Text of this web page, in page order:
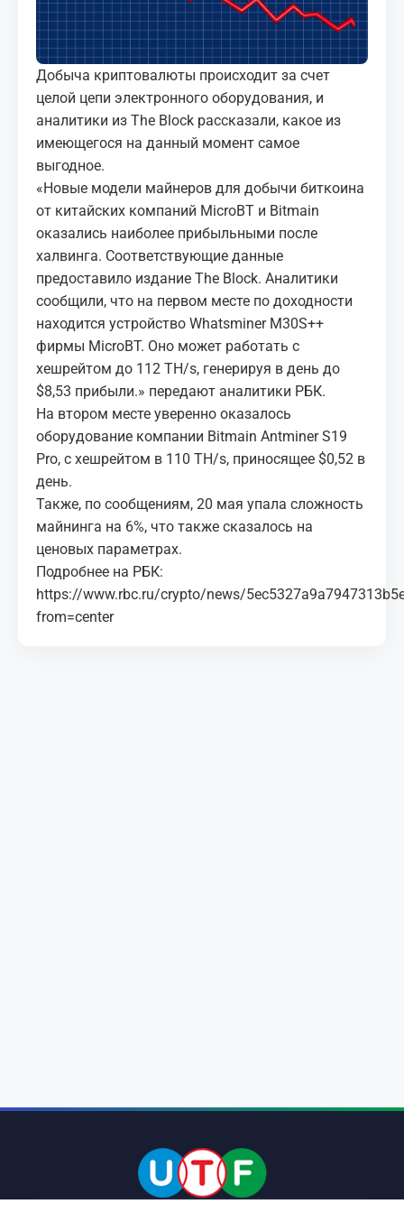
МЕДИА
КОРТЫ
КОНТАКТЫ
UZ-PIN
Добыча криптовалюты происходит за счет
целой цепи электронного оборудования, и
аналитики из The Block рассказали, какое из
имеющегося на данный момент самое
выгодное.
«Новые модели майнеров для добычи биткоина
от китайских компаний MicroBT и Bitmain
оказались наиболее прибыльными после
халвинга. Соответствующие данные
предоставило издание The Block. Аналитики
сообщили, что на первом месте по доходности
находится устройство Whatsminer M30S++
фирмы MicroBT. Оно может работать с
хешрейтом до 112 TH/s, генерируя в день до
$8,53 прибыли.» передают аналитики РБК.
На втором месте уверенно оказалось
оборудование компании Bitmain Antminer S19
Pro, с хешрейтом в 110 TH/s, приносящее $0,52 в
день.
Также, по сообщениям, 20 мая упала сложность
майнинга на 6%, что также сказалось на
ценовых параметрах.
Подробнее на РБК:
https://www.rbc.ru/crypto/news/
from=center